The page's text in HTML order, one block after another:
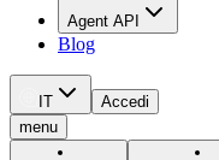
Agent API
Blog
IT
Accedi
menu